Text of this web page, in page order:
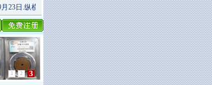
23日.纵横秋季精品场P场』 今日上新！[纵横拍卖]9月20日.纵横
1 2 3